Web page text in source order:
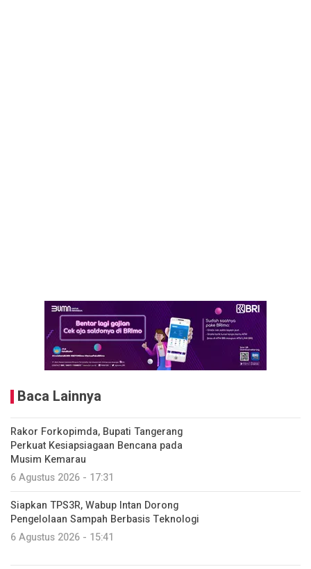
Baca Lainnya
Rakor Forkopimda, Bupati Tangerang
Perkuat Kesiapsiagaan Bencana pada
Musim Kemarau
6 Agustus 2026 - 17:31
Siapkan TPS3R, Wabup Intan Dorong
Pengelolaan Sampah Berbasis Teknologi
6 Agustus 2026 - 15:41